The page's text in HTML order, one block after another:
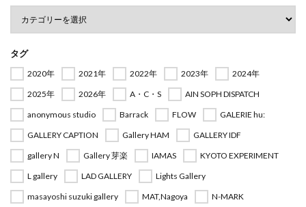
タグ
2020年 2021年 2022年 2023年
2024年
2025年
2026年 A・C・S
AIN SOPH DISPATCH
anonymous studio
Barrack FLOW
GALERIE hu:
GALLERY CAPTION
Gallery HAM
GALLERY IDF
gallery N
Gallery 芽楽 IAMAS
KYOTO EXPERIMENT
L gallery
LAD GALLERY
Lights Gallery
masayoshi suzuki gallery
MAT,Nagoya
N-MARK